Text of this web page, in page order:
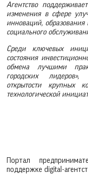
Агентство
изменения в сфере
инноваций, образования
социального
Среди ключевых
состояния
обмена лучшими
городских
открытости крупных
технологической
Портал
поддержке digital-